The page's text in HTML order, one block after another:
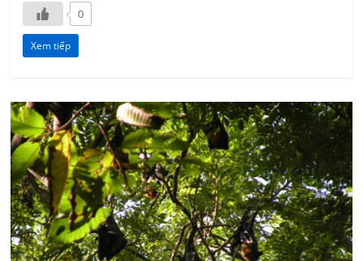
0
Xem tiếp